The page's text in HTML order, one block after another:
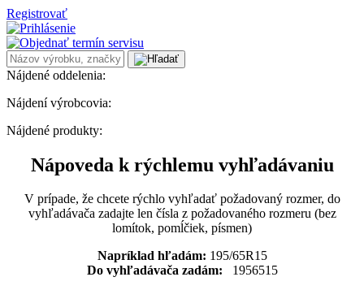
Registrovať
Nájdené oddelenia:
Nájdení výrobcovia:
Nájdené produkty:
Nápoveda k rýchlemu vyhľadávaniu
V prípade, že chcete rýchlo vyhľadať požadovaný rozmer, do
vyhľadávača zadajte len čísla z požadovaného rozmeru (bez
lomítok, pomĺčiek, písmen)
Napríklad hľadám: 195/65R15
Do vyhľadávača zadám: 1956515